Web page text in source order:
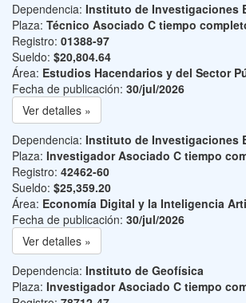
Dependencia: Instituto de Investigaciones
Plaza: Técnico Asociado C tiempo
Registro: 01388-97
Sueldo: $20,804.64
Área: Estudios Hacendarios y del Sector
Fecha de publicación: 30/jul/2026
Ver detalles »
Dependencia: Instituto de Investigaciones
Plaza: Investigador Asociado C tiempo
Registro: 42462-60
Sueldo: $25,359.20
Área: Economía Digital y la Inteligencia
Fecha de publicación: 30/jul/2026
Ver detalles »
Dependencia: Instituto de Geofísica
Plaza: Investigador Asociado C tiempo